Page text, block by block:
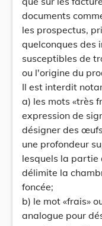
documents
les prospectus,
quelconques des
susceptibles de
ou l'origine du
Il est interdit
a) les mots «très
expression de
désigner des
une profondeur
lesquels la partie
délimite la
foncée;
b) le mot «frais»
analogue pour